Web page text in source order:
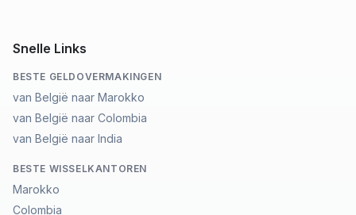
Snelle Links
BESTE GELDOVERMAKINGEN
van België naar Marokko
van België naar Colombia
van België naar India
BESTE WISSELKANTOREN
Marokko
Colombia